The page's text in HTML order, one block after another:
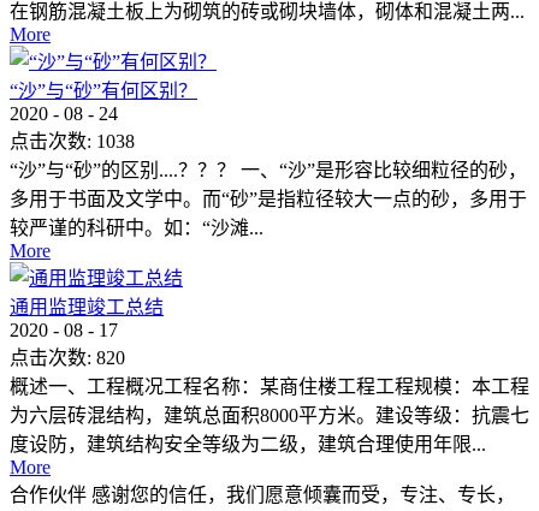
在钢筋混凝土板上为砌筑的砖或砌块墙体，砌体和混凝土两...
More
“沙”与“砂”有何区别？
2020 - 08 - 24
点击次数: 1038
“沙”与“砂”的区别....？？？ 一、“沙”是形容比较细粒径的砂，
多用于书面及文学中。而“砂”是指粒径较大一点的砂，多用于
较严谨的科研中。如：“沙滩...
More
通用监理竣工总结
2020 - 08 - 17
点击次数: 820
概述一、工程概况工程名称：某商住楼工程工程规模：本工程
为六层砖混结构，建筑总面积8000平方米。建设等级：抗震七
度设防，建筑结构安全等级为二级，建筑合理使用年限...
More
合作伙伴 感谢您的信任，我们愿意倾囊而受，专注、专长，